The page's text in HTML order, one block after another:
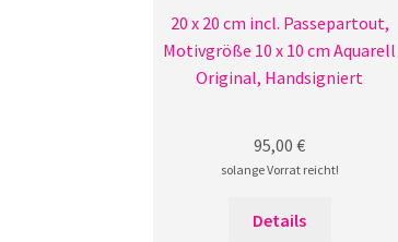
20 x 20 cm incl. Passepartout,
Motivgröße 10 x 10 cm Aquarell
Original, Handsigniert
95,00€
solange Vorrat reicht!
Details